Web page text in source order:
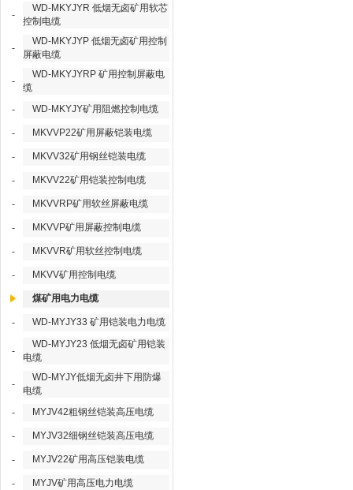
-
WD-MKYJYR 低烟无卤矿用软芯
控制电缆
-
WD-MKYJYP 低烟无卤矿用控制
屏蔽电缆
-
WD-MKYJYRP 矿用控制屏蔽电
缆
-
WD-MKYJY矿用阻燃控制电缆
- MKVVP22矿用屏蔽铠装电缆
- MKVV32矿用钢丝铠装电缆
- MKVV22矿用铠装控制电缆
- MKVVRP矿用软丝屏蔽电缆
- MKVVP矿用屏蔽控制电缆
- MKVVR矿用软丝控制电缆
- MKVV矿用控制电缆
煤矿用电力电缆
- WD-MYJY33 矿用铠装电力电缆
-
WD-MYJY23 低烟无卤矿用铠装
电缆
-
WD-MYJY低烟无卤井下用防爆
电缆
-
MYJV42粗钢丝铠装高压电缆
- MYJV32细钢丝铠装高压电缆
- MYJV22矿用高压铠装电缆
- MYJV矿用高压电力电缆